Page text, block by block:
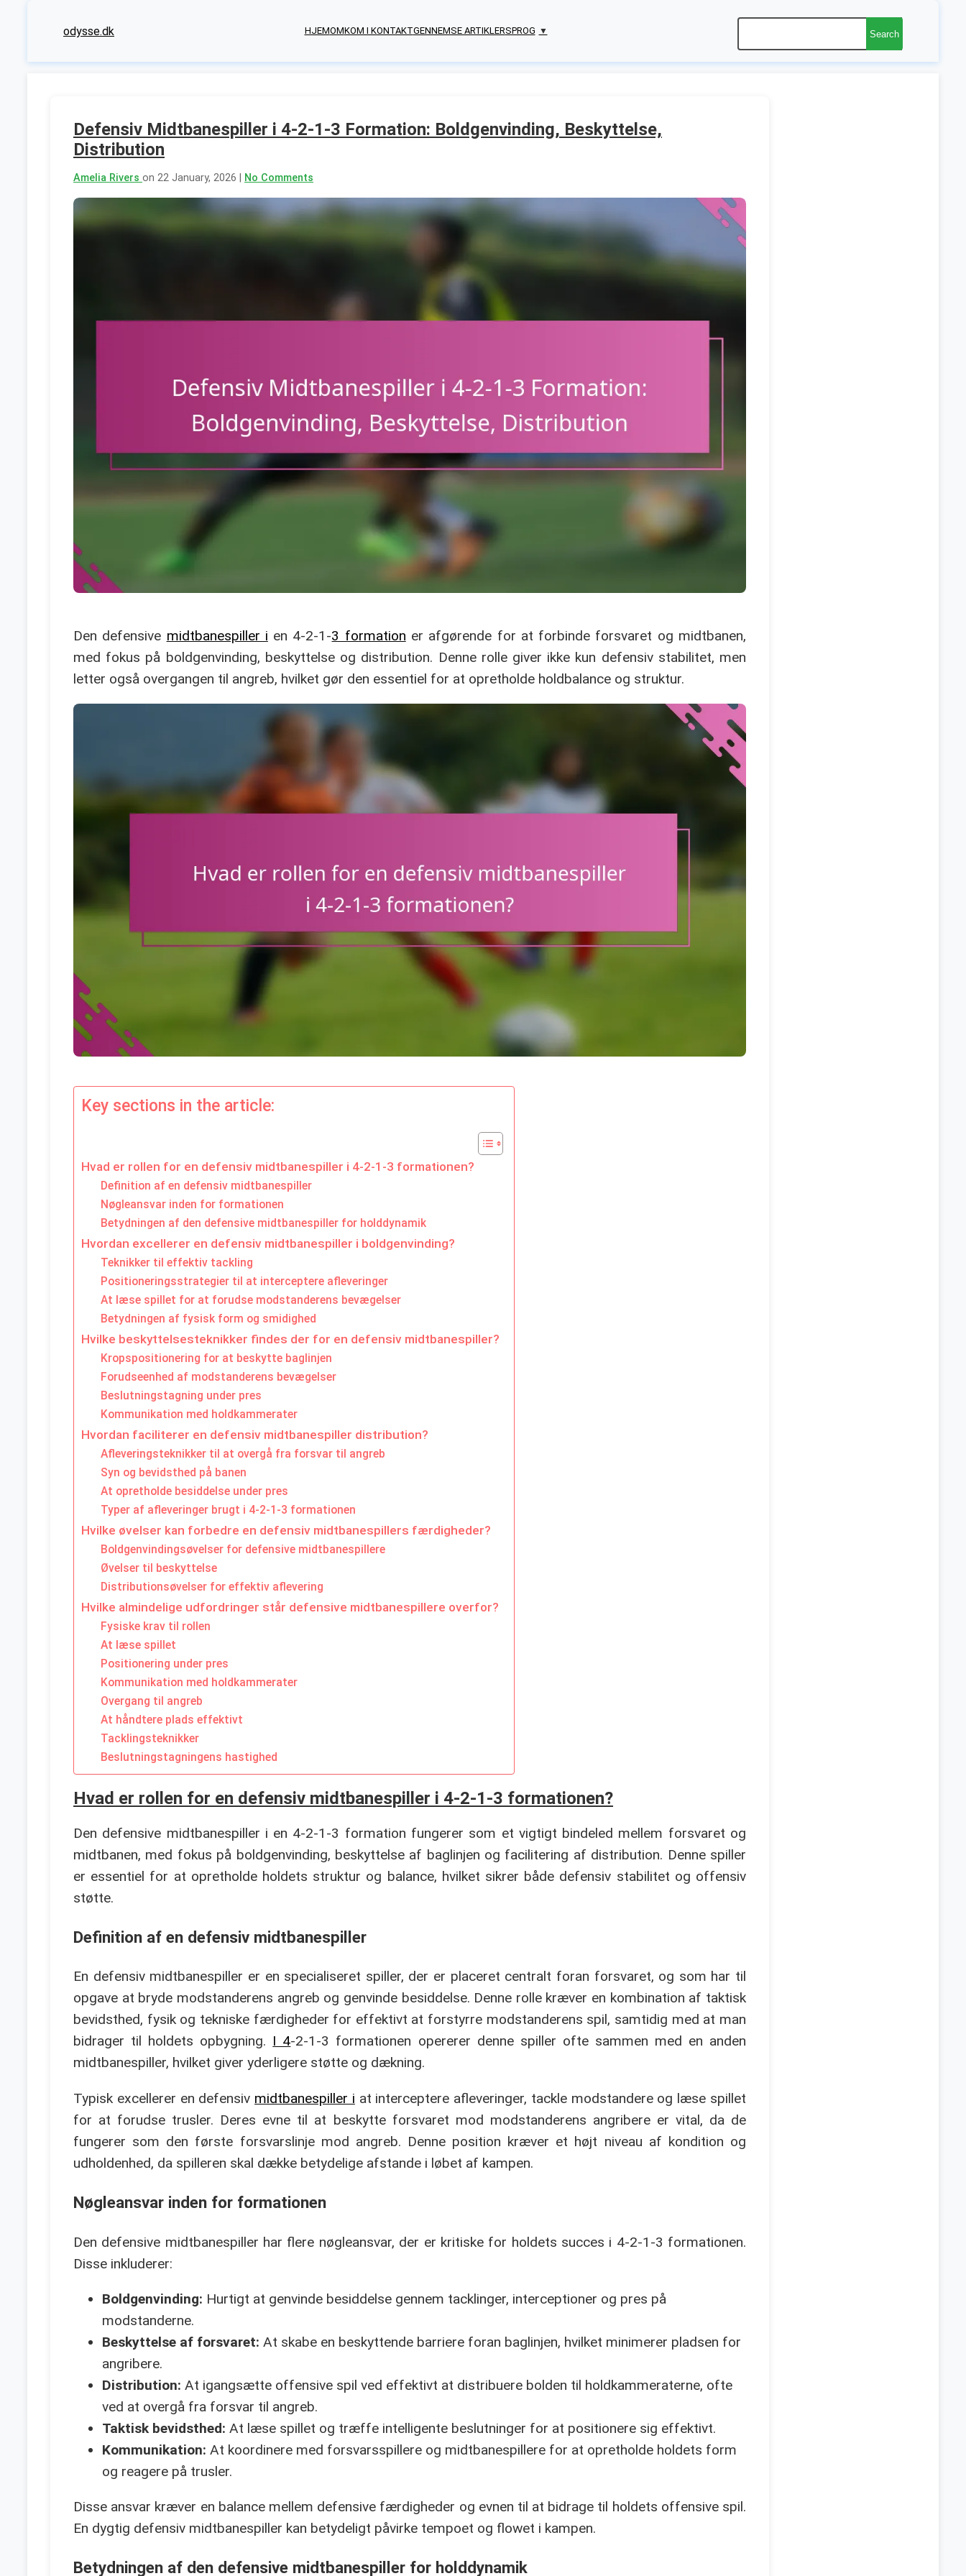
odysse.dk HJEMOMKOM I KONTAKTGENNEMSE ARTIKLERSPROG ▼ Search
Defensiv Midtbanespiller i 4-2-1-3 Formation: Boldgenvinding, Beskyttelse,
Distribution
Amelia Rivers on 22 January, 2026 | No Comments
Den defensive midtbanespiller i en 4-2-1-3 formation er afgørende for at forbinde forsvaret og midtbanen,
med fokus på boldgenvinding, beskyttelse og distribution. Denne rolle giver ikke kun defensiv stabilitet, men
letter også overgangen til angreb, hvilket gør den essentiel for at opretholde holdbalance og struktur.
Key sections in the article:
Hvad er rollen for en defensiv midtbanespiller i 4-2-1-3 formationen?
Definition af en defensiv midtbanespiller
Nøgleansvar inden for formationen
Betydningen af den defensive midtbanespiller for holddynamik
Hvordan excellerer en defensiv midtbanespiller i boldgenvinding?
Teknikker til effektiv tackling
Positioneringsstrategier til at interceptere afleveringer
At læse spillet for at forudse modstanderens bevægelser
Betydningen af fysisk form og smidighed
Hvilke beskyttelsesteknikker findes der for en defensiv midtbanespiller?
Kropspositionering for at beskytte baglinjen
Forudseenhed af modstanderens bevægelser
Beslutningstagning under pres
Kommunikation med holdkammerater
Hvordan faciliterer en defensiv midtbanespiller distribution?
Afleveringsteknikker til at overgå fra forsvar til angreb
Syn og bevidsthed på banen
At opretholde besiddelse under pres
Typer af afleveringer brugt i 4-2-1-3 formationen
Hvilke øvelser kan forbedre en defensiv midtbanespillers færdigheder?
Boldgenvindingsøvelser for defensive midtbanespillere
Øvelser til beskyttelse
Distributionsøvelser for effektiv aflevering
Hvilke almindelige udfordringer står defensive midtbanespillere overfor?
Fysiske krav til rollen
At læse spillet
Positionering under pres
Kommunikation med holdkammerater
Overgang til angreb
At håndtere plads effektivt
Tacklingsteknikker
Beslutningstagningens hastighed
Hvad er rollen for en defensiv midtbanespiller i 4-2-1-3 formationen?
Den defensive midtbanespiller i en 4-2-1-3 formation fungerer som et vigtigt bindeled mellem forsvaret og
midtbanen, med fokus på boldgenvinding, beskyttelse af baglinjen og facilitering af distribution. Denne spiller
er essentiel for at opretholde holdets struktur og balance, hvilket sikrer både defensiv stabilitet og offensiv
støtte.
Definition af en defensiv midtbanespiller
En defensiv midtbanespiller er en specialiseret spiller, der er placeret centralt foran forsvaret, og som har til
opgave at bryde modstanderens angreb og genvinde besiddelse. Denne rolle kræver en kombination af taktisk
bevidsthed, fysik og tekniske færdigheder for effektivt at forstyrre modstanderens spil, samtidig med at man
bidrager til holdets opbygning. I 4-2-1-3 formationen opererer denne spiller ofte sammen med en anden
midtbanespiller, hvilket giver yderligere støtte og dækning.
Typisk excellerer en defensiv midtbanespiller i at interceptere afleveringer, tackle modstandere og læse spillet
for at forudse trusler. Deres evne til at beskytte forsvaret mod modstanderens angribere er vital, da de
fungerer som den første forsvarslinje mod angreb. Denne position kræver et højt niveau af kondition og
udholdenhed, da spilleren skal dække betydelige afstande i løbet af kampen.
Nøgleansvar inden for formationen
Den defensive midtbanespiller har flere nøgleansvar, der er kritiske for holdets succes i 4-2-1-3 formationen.
Disse inkluderer:
Boldgenvinding: Hurtigt at genvinde besiddelse gennem tacklinger, interceptioner og pres på
modstanderne.
Beskyttelse af forsvaret: At skabe en beskyttende barriere foran baglinjen, hvilket minimerer pladsen for
angribere.
Distribution: At igangsætte offensive spil ved effektivt at distribuere bolden til holdkammeraterne, ofte
ved at overgå fra forsvar til angreb.
Taktisk bevidsthed: At læse spillet og træffe intelligente beslutninger for at positionere sig effektivt.
Kommunikation: At koordinere med forsvarsspillere og midtbanespillere for at opretholde holdets form
og reagere på trusler.
Disse ansvar kræver en balance mellem defensive færdigheder og evnen til at bidrage til holdets offensive spil.
En dygtig defensiv midtbanespiller kan betydeligt påvirke tempoet og flowet i kampen.
Betydningen af den defensive midtbanespiller for holddynamik